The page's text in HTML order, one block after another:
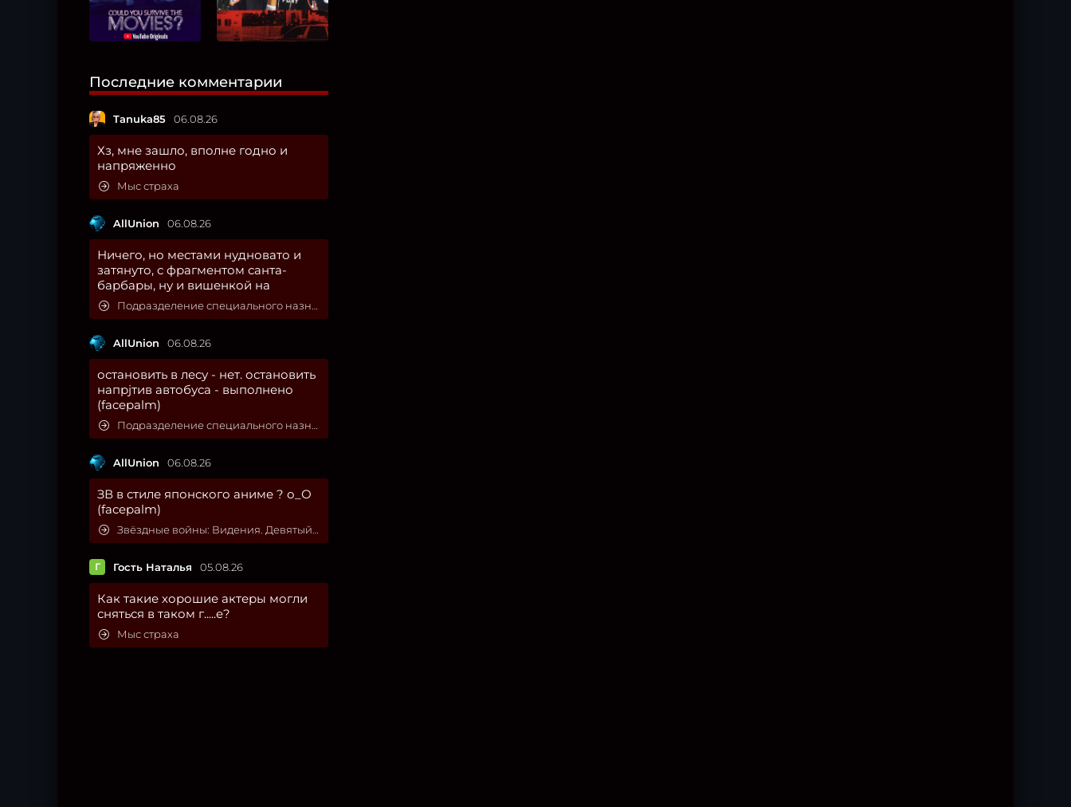
Последние комментарии
Tanuka85 06.08.26
Хз, мне зашло, вполне годно и
напряженно
Мыс страха
AllUnion 06.08.26
Ничего, но местами нудновато и
затянуто, с фрагментом санта-
барбары, ну и вишенкой на
Подразделение специального назначения
AllUnion 06.08.26
остановить в лесу - нет. остановить
напрjтив автобуса - выполнено
(facepalm)
Подразделение специального назначения
AllUnion 06.08.26
ЗВ в стиле японского аниме ? о_О
(facepalm)
Звёздные войны: Видения. Девятый джедай
Г Гость Наталья 05.08.26
Как такие хорошие актеры могли
сняться в таком г.....е?
Мыс страха